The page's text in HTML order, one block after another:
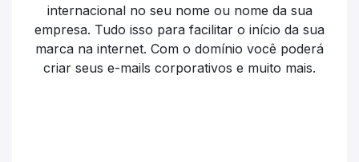
internacional no seu nome ou nome da sua
empresa. Tudo isso para facilitar o início da sua
marca na internet. Com o domínio você poderá
criar seus e-mails corporativos e muito mais.